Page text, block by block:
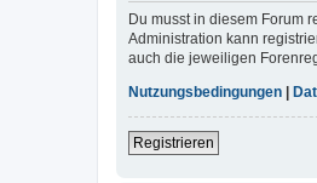
Du musst in diesem Forum
Administration kann
auch die jeweiligen
Nutzungsbedingungen |
Registrieren